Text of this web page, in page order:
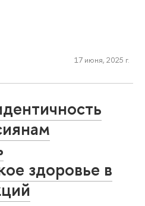
17 июня, 2025 г.
здоровье в